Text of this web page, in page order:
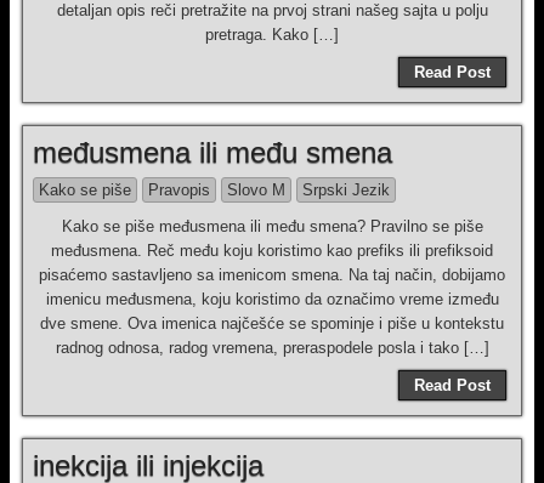
detaljan opis reči pretražite na prvoj strani našeg sajta u polju
pretraga. Kako […]
Read Post
međusmena ili među smena
Kako se piše Pravopis Slovo M
Srpski Jezik
Kako se piše međusmena ili među smena? Pravilno se piše
međusmena. Reč među koju koristimo kao prefiks ili prefiksoid
pisaćemo sastavljeno sa imenicom smena. Na taj način, dobijamo
imenicu međusmena, koju koristimo da označimo vreme između
dve smene. Ova imenica najčešće se spominje i piše u kontekstu
radnog odnosa, radog vremena, preraspodele posla i tako […]
Read Post
inekcija ili injekcija